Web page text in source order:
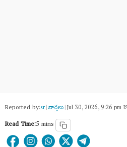
Reported by:sr|వార్త‌లు|Jul 30, 2026, 9:26 pm
Read Time:5 mins